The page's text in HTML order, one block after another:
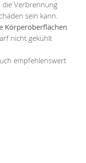
Verbrennung
sein kann.
Körperoberflächen
nicht gekühlt
empfehlenswert